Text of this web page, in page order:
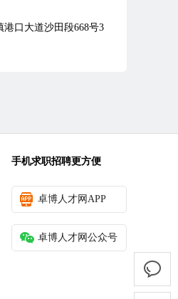
港口大道沙田段668号3
手机求职招聘更方便
卓博人才网APP
卓博人才网公众号